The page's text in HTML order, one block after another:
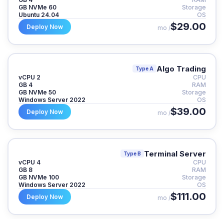
Storage
60 GB NVMe
OS
Ubuntu 24.04
$29.00
/ mo
Deploy Now
Algo Trading
Type A
CPU
2 vCPU
RAM
4 GB
Storage
50 GB NVMe
OS
Windows Server 2022
$39.00
/ mo
Deploy Now
Terminal Server
Type B
CPU
4 vCPU
RAM
8 GB
Storage
100 GB NVMe
OS
Windows Server 2022
$111.00
/ mo
Deploy Now